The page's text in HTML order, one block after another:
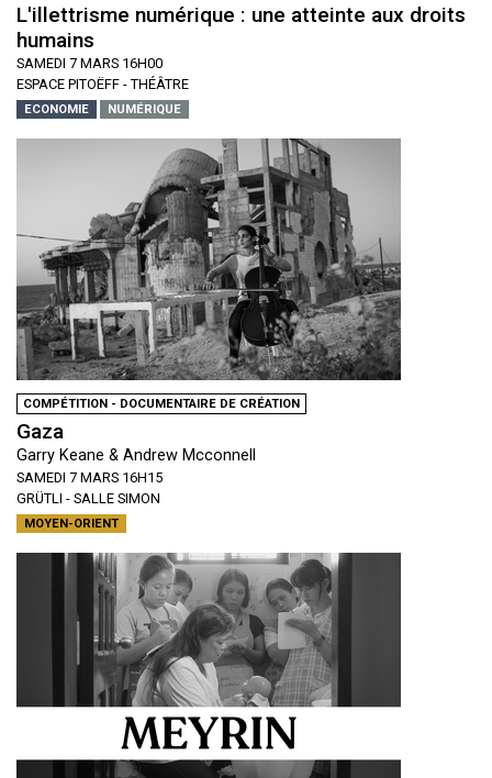
L'illettrisme numérique : une atteinte aux droits
humains
SAMEDI 7 MARS 16H00
ESPACE PITOËFF - THÉÂTRE
ECONOMIE NUMÉRIQUE
COMPÉTITION - DOCUMENTAIRE DE CRÉATION
Gaza
Garry Keane & Andrew Mcconnell
SAMEDI 7 MARS 16H15
GRÜTLI - SALLE SIMON
MOYEN-ORIENT